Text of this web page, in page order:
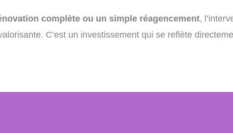
complète ou un simple réagencement,
C’est un investissement qui se reflète